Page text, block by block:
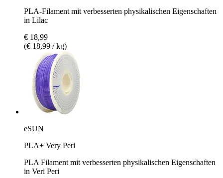
PLA-Filament mit verbesserten physikalischen Eigenschaften
in Lilac
€ 18,99
(€ 18,99 / kg)
eSUN
PLA+ Very Peri
PLA Filament mit verbesserten physikalischen Eigenschaften
in Veri Peri